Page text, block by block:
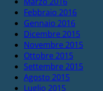
Febbraio 2016
Gennaio 2016
Dicembre 2015
Novembre 2015
Ottobre 2015
Settembre 2015
Agosto 2015
Luglio 2015